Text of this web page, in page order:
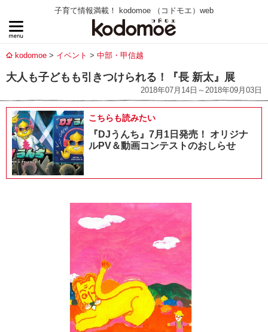
子育て情報満載！ kodomoe （コドモエ）web
kodomoe イベント 中部・甲信越
大人も子どもも引きつけられる！『長 新太』展
2018年07月14日～2018年09月03日
こちらも読みたい
『DJうんち』7月1日発売！ オリジナ
ルPV＆動画コンテストのおしらせ